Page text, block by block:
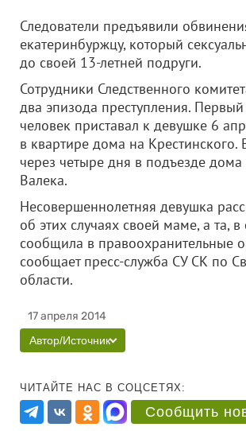
Следователи предъявили
екатеринбуржцу, который
до своей 13-летней подруги.
Сотрудники Следственного
два эпизода преступления.
человек приставал к девушке 6
в квартире дома на Крестинского.
через четыре дня в подъезде дома
Валека.
Несовершеннолетняя девушка
об этих случаях своей маме, а та,
сообщила в правоохранительные
сообщает пресс-служба СУ СК по
области.
17 апреля 2014
Автор/Источник
ЧИТАЙТЕ НАС В СОЦСЕТЯХ:
Сообщить